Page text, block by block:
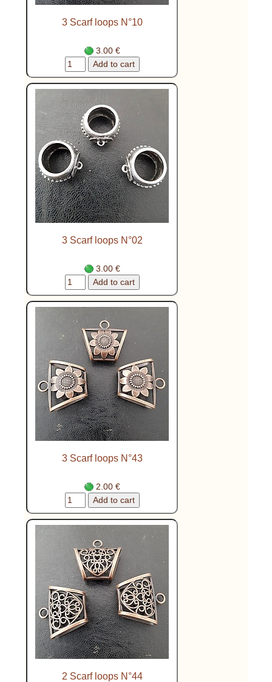
3 Scarf loops N°10
3.00 €
3 Scarf loops N°02
3.00 €
3 Scarf loops N°43
2.00 €
2 Scarf loops N°44